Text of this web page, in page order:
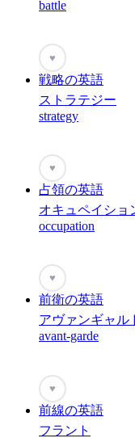
battle
♥
戦略の英語
ストラテジー
strategy
♥
占領の英語
オキュペイショ
occupation
♥
前衛の英語
アヴァンギャル
avant-garde
♥
前線の英語
フラント